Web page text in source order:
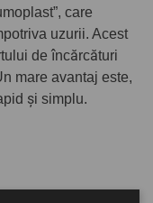
care
uzurii. Acest
de încărcături
mare avantaj este,
și simplu.